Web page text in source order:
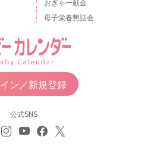
おぎゃー献金
母子栄養懇話会
ン／新規登録
公式SNS